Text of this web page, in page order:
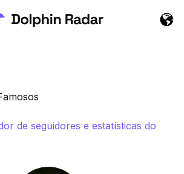
de seguidores e estatísticas do